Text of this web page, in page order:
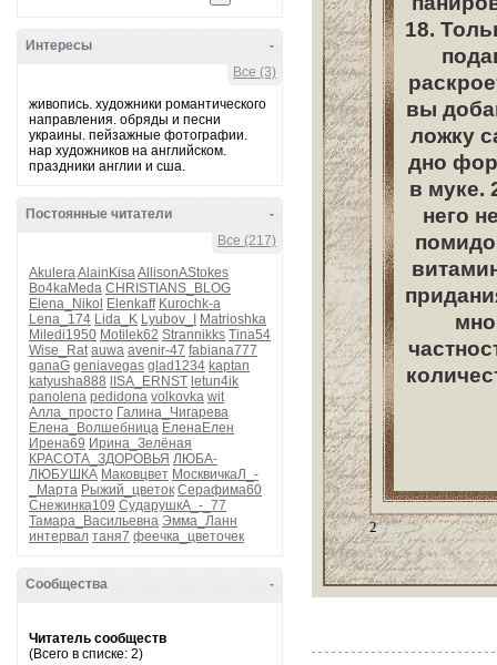
-
Интересы
Все (3)
живопись. художники романтического
направления. обряды и песни
украины. пейзажные фотографии.
нар художников на английском.
праздники англии и сша.
-
Постоянные читатели
Все (217)
AkuleraAlainKisaAllisonAStokes
Bo4kaMeda CHRISTIANS_BLOG
Elena_Nikol
Elenkaff Kurochk-a
Lena_174 Lida_K Lyubov_I
Matrioshka
Miledi1950 Motilek62 Strannikks Tina54
Wise_Rat auwa avenir-47 fabiana777
ganaG geniavegas glad1234 kaptan
katyusha888
lISA_ERNST letun4ik
panolena pedidona volkovka wit
Алла_просто Галина_Чигарева
Елена_Волшебница ЕленаЕлен
Ирена69 Ирина_Зелёная
КРАСОТА_ЗДОРОВЬЯ ЛЮБА-
ЛЮБУШКА Маковцвет МосквичкаЛ_-
_Марта Рыжий_цветок Серафима60
Снежинка109 СударушкА_-_77
Тамара_Васильевна Эмма_Ланн
интервал таня7 феечка_цветочек
-
Сообщества
Читатель сообществ
(Всего в списке: 2)
18.
вы
ложку
дно
в муке.
него
2